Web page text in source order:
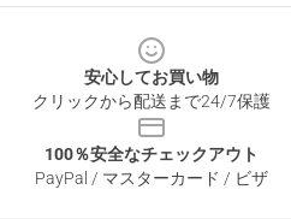
安心してお買い物
クリックから配送まで24/7保護
100％安全なチェックアウト
PayPal / マスターカード / ビザ